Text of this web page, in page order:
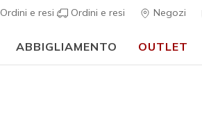
Ordini e resi Ordini e resi Negozi
ABBIGLIAMENTO OUTLET